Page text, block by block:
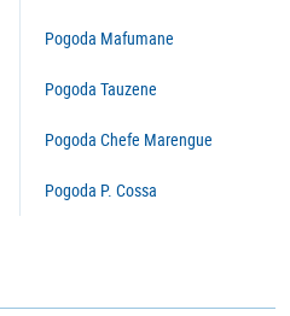
Pogoda Mafumane
Pogoda Tauzene
Pogoda Chefe Marengue
Pogoda P. Cossa